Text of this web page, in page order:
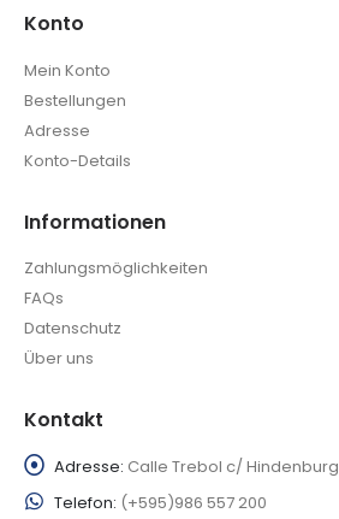
Konto
Mein Konto
Bestellungen
Adresse
Konto-Details
Informationen
Zahlungsmöglichkeiten
FAQs
Datenschutz
Über uns
Kontakt
Adresse: Calle Trebol c/ Hindenburg
Telefon: (+595)986 557 200